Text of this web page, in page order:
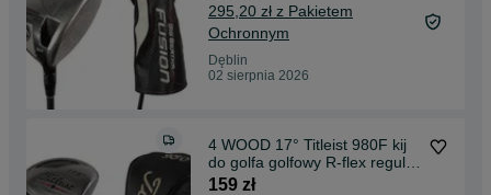
295,20 zł z Pakietem
Ochronnym
Dęblin
02 sierpnia 2026
4 WOOD 17° Titleist 980F kij
do golfa golfowy R-flex regular
Pro Trajectory
159 zł